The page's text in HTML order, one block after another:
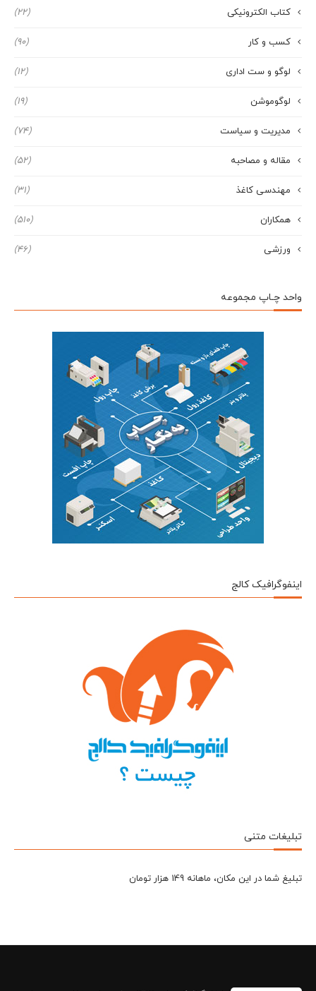
کتاب الکترونیکی (22)
کسب و کار (90)
لوگو و ست اداری (12)
لوگوموشن (19)
مدیریت و سیاست (74)
مقاله و مصاحبه (52)
مهندسی کاغذ (31)
همکاران (510)
ورزشی (46)
واحد چـاپ مجموعه
اینفوگرافیک کالج
تبلیغات متنی
تبلیغ شما در این مکان، ماهانه 149 هزار تومان